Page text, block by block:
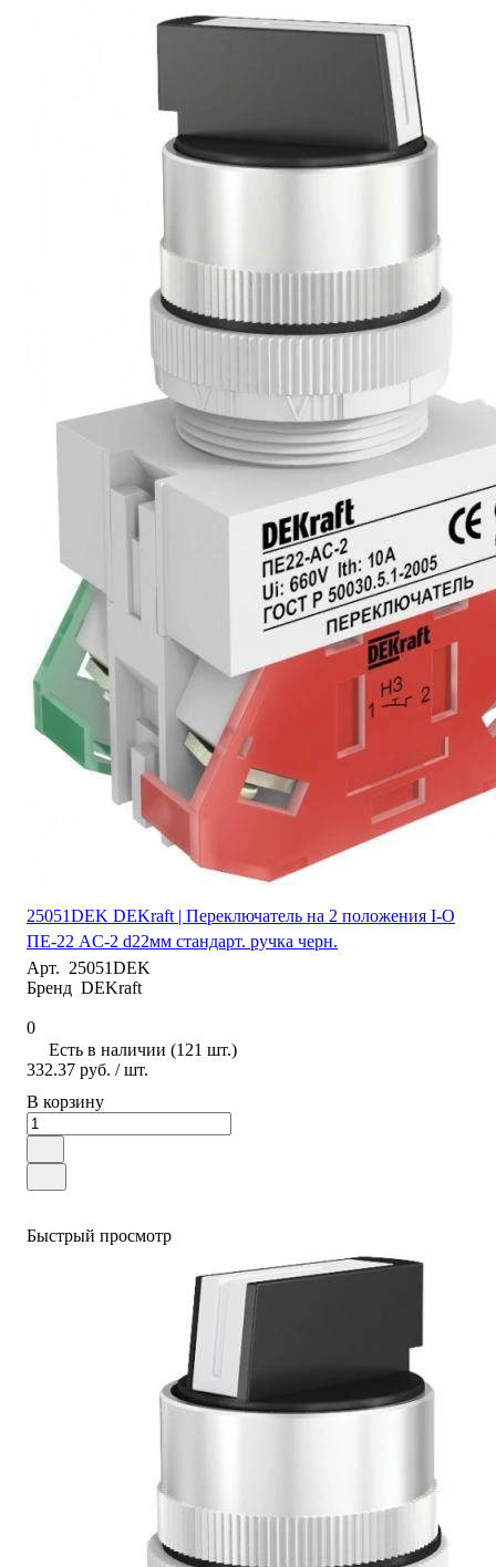
25051DEK DEKraft | Переключатель на 2 положения I-O
ПЕ-22 AC-2 d22мм стандарт. ручка черн.
Арт. 25051DEK
Бренд DEKraft
0
Есть в наличии (121 шт.)
332.37 руб. / шт.
В корзину
Быстрый просмотр